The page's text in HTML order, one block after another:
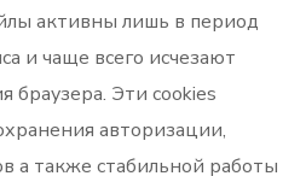
активны лишь в период
и чаще всего исчезают
браузера. Эти cookies
авторизации,
а также стабильной работы